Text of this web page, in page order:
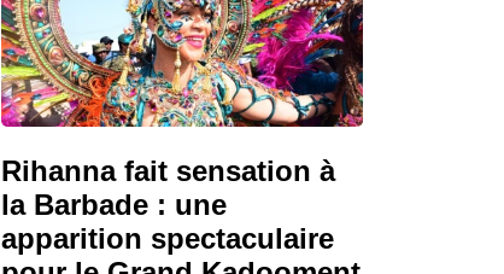
Rihanna fait sensation à
la Barbade : une
apparition spectaculaire